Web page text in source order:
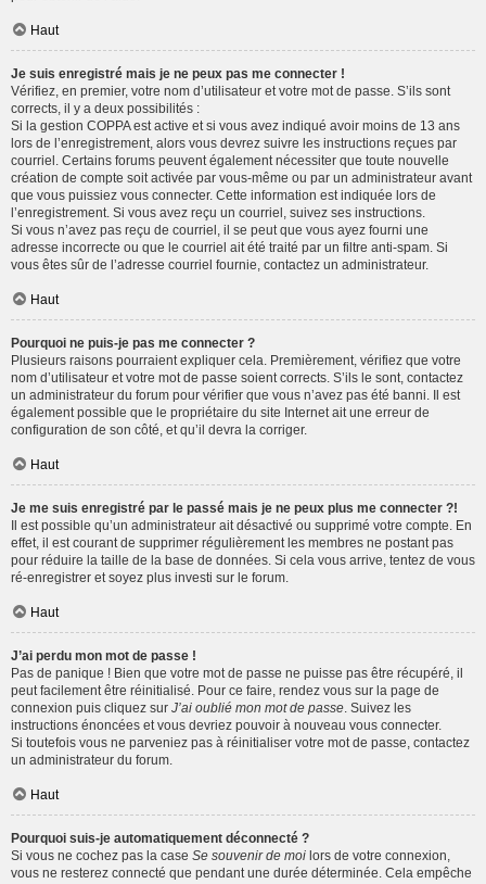
Haut
Je suis enregistré mais je ne peux pas me connecter !
Vérifiez, en premier, votre nom d’utilisateur et votre mot de passe. S’ils sont
corrects, il y a deux possibilités :
Si la gestion COPPA est active et si vous avez indiqué avoir moins de 13 ans
lors de l’enregistrement, alors vous devrez suivre les instructions reçues par
courriel. Certains forums peuvent également nécessiter que toute nouvelle
création de compte soit activée par vous-même ou par un administrateur avant
que vous puissiez vous connecter. Cette information est indiquée lors de
l’enregistrement. Si vous avez reçu un courriel, suivez ses instructions.
Si vous n’avez pas reçu de courriel, il se peut que vous ayez fourni une
adresse incorrecte ou que le courriel ait été traité par un filtre anti-spam. Si
vous êtes sûr de l’adresse courriel fournie, contactez un administrateur.
Haut
Pourquoi ne puis-je pas me connecter ?
Plusieurs raisons pourraient expliquer cela. Premièrement, vérifiez que votre
nom d’utilisateur et votre mot de passe soient corrects. S’ils le sont, contactez
un administrateur du forum pour vérifier que vous n’avez pas été banni. Il est
également possible que le propriétaire du site Internet ait une erreur de
configuration de son côté, et qu’il devra la corriger.
Haut
Je me suis enregistré par le passé mais je ne peux plus me connecter ?!
Il est possible qu’un administrateur ait désactivé ou supprimé votre compte. En
effet, il est courant de supprimer régulièrement les membres ne postant pas
pour réduire la taille de la base de données. Si cela vous arrive, tentez de vous
ré-enregistrer et soyez plus investi sur le forum.
Haut
J’ai perdu mon mot de passe !
Pas de panique ! Bien que votre mot de passe ne puisse pas être récupéré, il
peut facilement être réinitialisé. Pour ce faire, rendez vous sur la page de
connexion puis cliquez sur J’ai oublié mon mot de passe . Suivez les
instructions énoncées et vous devriez pouvoir à nouveau vous connecter.
Si toutefois vous ne parveniez pas à réinitialiser votre mot de passe, contactez
un administrateur du forum.
Haut
Pourquoi suis-je automatiquement déconnecté ?
Si vous ne cochez pas la case Se souvenir de moi lors de votre connexion,
vous ne resterez connecté que pendant une durée déterminée. Cela empêche